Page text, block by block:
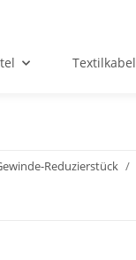
Textilkabel
Reduzierstück